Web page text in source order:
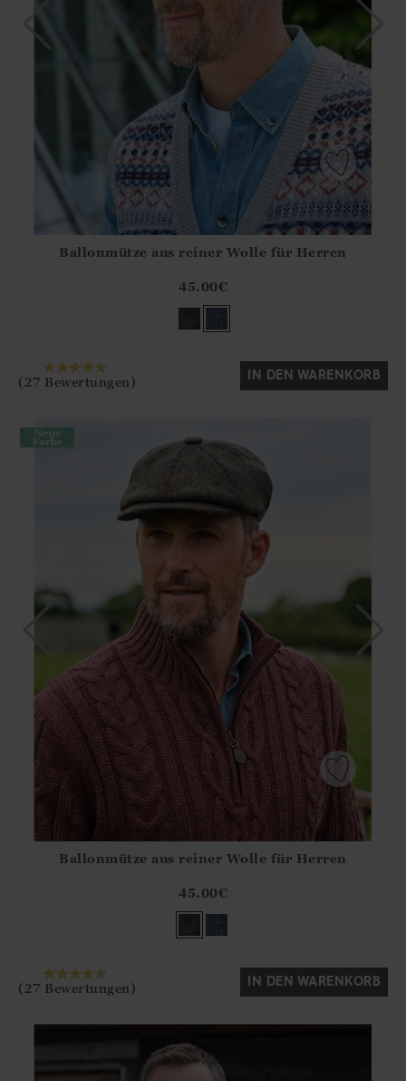
?? ""
Ja Nein
Ballonmütze aus reiner Wolle für Herren
45.00€
(27 Bewertungen) IN DEN WARENKORB
?? ""
Ja Nein
Ballonmütze aus reiner Wolle für Herren
45.00€
(27 Bewertungen) IN DEN WARENKORB